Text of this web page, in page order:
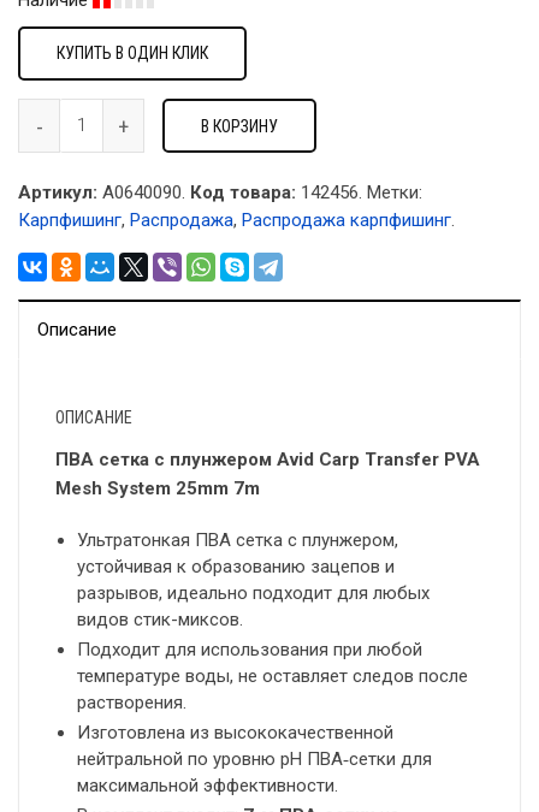
КУПИТЬ В ОДИН КЛИК
В КОРЗИНУ
Артикул: A0640090. Код товара: 142456. Метки:
Карпфишинг, Распродажа, Распродажа карпфишинг.
Описание
ОПИСАНИЕ
ПВА сетка с плунжером Avid Carp Transfer PVA
Mesh System 25mm 7m
Ультратонкая ПВА сетка с плунжером,
устойчивая к образованию зацепов и
разрывов, идеально подходит для любых
видов стик-миксов.
Подходит для использования при любой
температуре воды, не оставляет следов после
растворения.
Изготовлена из высококачественной
нейтральной по уровню pH ПВА‑сетки для
максимальной эффективности.